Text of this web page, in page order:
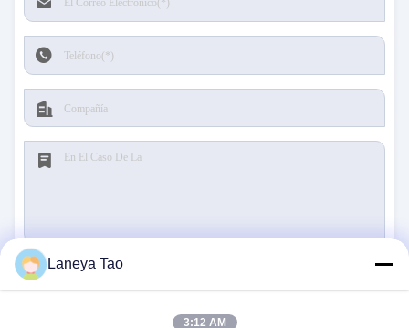
Laneya Tao
3:12 AM